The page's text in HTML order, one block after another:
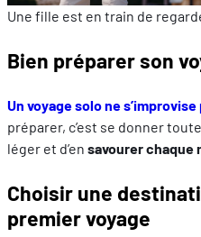
Une fille est en train de
Bien préparer son
Un voyage solo ne s’improvise
préparer, c’est se donner
léger et d’en savourer chaque
Choisir une
premier voyage